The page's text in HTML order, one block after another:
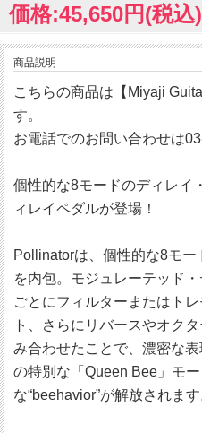
価格:45,650円(税込)
商品説明
こちらの商品は【Miyaji
す。
お電話でのお問い合わせは
個性的な8モードのディレイ
ィレイペダルが登場！
Pollinatorは、個性的な8モ
を内包。モジュレーテッド
ごとにフィルターまたはト
ト、さらにリバースやオク
み合わせたことで、濃密な
の特別な「Queen Bee」モ
な“beehavior”が解放されます